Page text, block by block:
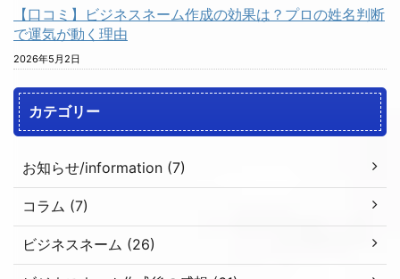
【口コミ】ビジネスネーム作成の効果は？プロの姓名判断
で運気が動く理由
2026年5月2日
カテゴリー
お知らせ/information (7)
コラム (7)
ビジネスネーム (26)